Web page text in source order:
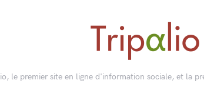
le premier site en ligne d'information sociale, et la